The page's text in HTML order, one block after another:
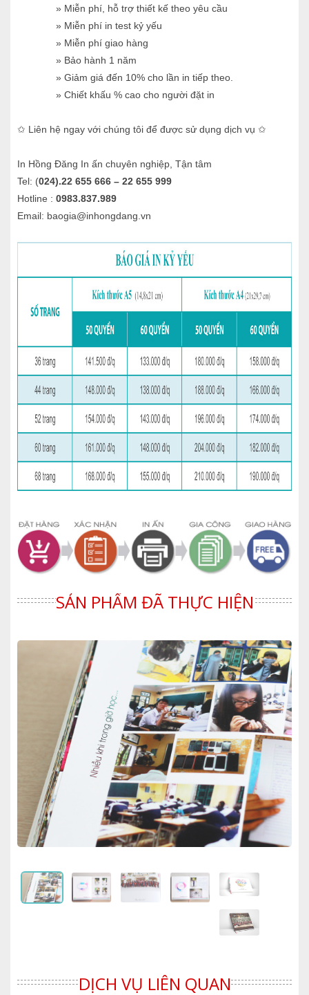
» Miễn phí, hỗ trợ thiết kế theo yêu cầu
» Miễn phí in test kỷ yếu
» Miễn phí giao hàng
» Bảo hành 1 năm
» Giảm giá đến 10% cho lần in tiếp theo.
» Chiết khấu % cao cho người đặt in
✩ Liên hệ ngay với chúng tôi để được sử dụng dịch vụ ✩
In Hồng Đăng In ấn chuyên nghiệp, Tận tâm
Tel: (024).22 655 666 – 22 655 999
Hotline : 0983.837.989
Email: baogia@inhongdang.vn
SẢN PHẨM ĐÃ THỰC HIỆN
DỊCH VỤ LIÊN QUAN